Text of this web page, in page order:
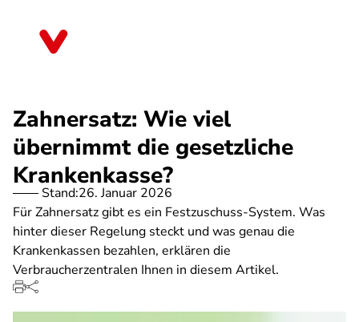
Zahnersatz: Wie viel
übernimmt die gesetzliche
Krankenkasse?
Stand:26. Januar 2026
Für Zahnersatz gibt es ein Festzuschuss-System. Was
hinter dieser Regelung steckt und was genau die
Krankenkassen bezahlen, erklären die
Verbraucherzentralen Ihnen in diesem Artikel.